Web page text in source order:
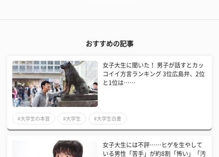
おすすめの記事
女子大生に聞いた！ 男子が話すとカッ
コイイ方言ランキング 3位広島弁、2位
と1位は……
#大学生の本音 #大学生 #大学生白書
女子大生には不評……ヒゲを生やして
いる男性「苦手」が約8割「怖い」「汚